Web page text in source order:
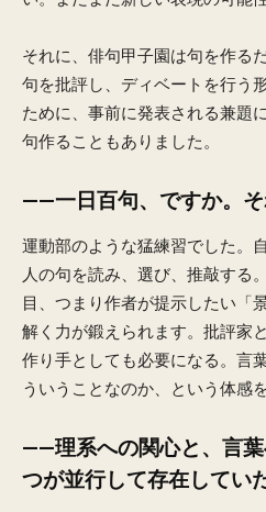
それに、俳句甲子園は句を作る
句を批評し、ディベートを行う
ために、事前に発表される兼題
句作ることもありました。
——一日百句、ですか。そ
運動部のような猛練習でした。
人の句を読み、選び、推敲する
目、つまり作者が提示したい「
解く力が鍛えられます。批評家
作り手としても必要になる。言
ういうことなのか、という体感
——理系への関心と、言
つが並行して存在してい